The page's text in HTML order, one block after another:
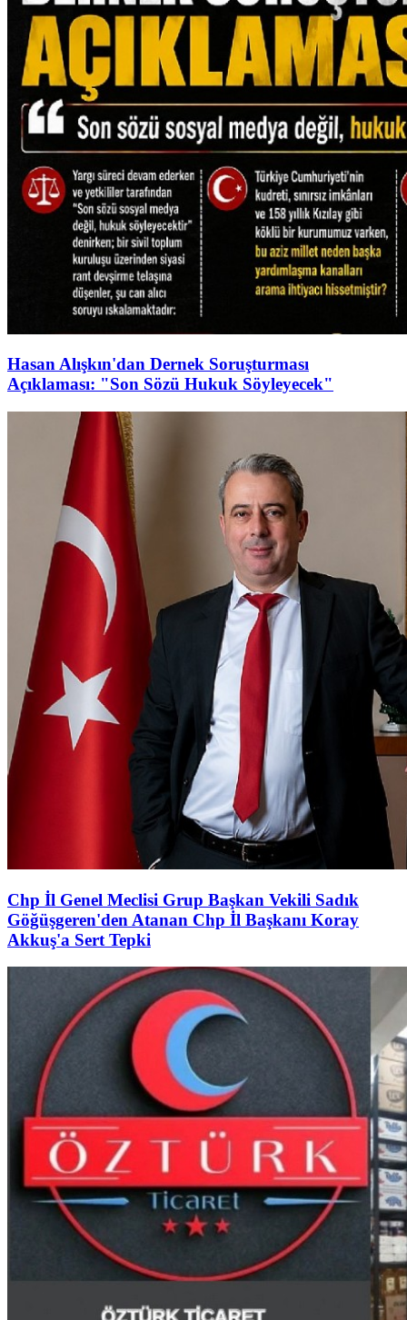
Hasan Alışkın'dan Dernek Soruşturması
Açıklaması: "Son Sözü Hukuk Söyleyecek"
Chp İl Genel Meclisi Grup Başkan Vekili Sadık
Göğüşgeren'den Atanan Chp İl Başkanı Koray
Akkuş'a Sert Tepki